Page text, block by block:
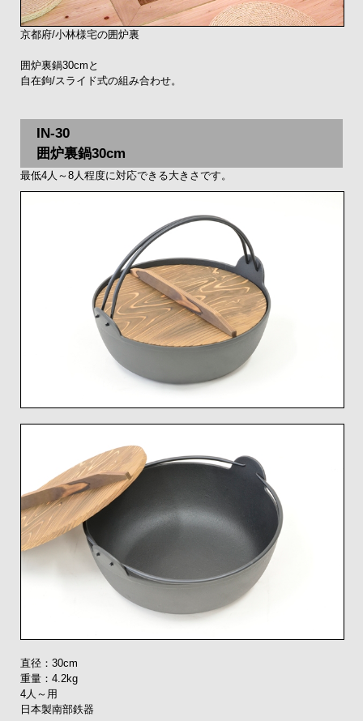
京都府/小林様宅の囲炉裏
囲炉裏鍋30cmと
自在鉤/スライド式の組み合わせ。
IN-30
囲炉裏鍋30cm
最低4人～8人程度に対応できる大きさです。
直径：30cm
重量：4.2kg
4人～用
日本製南部鉄器